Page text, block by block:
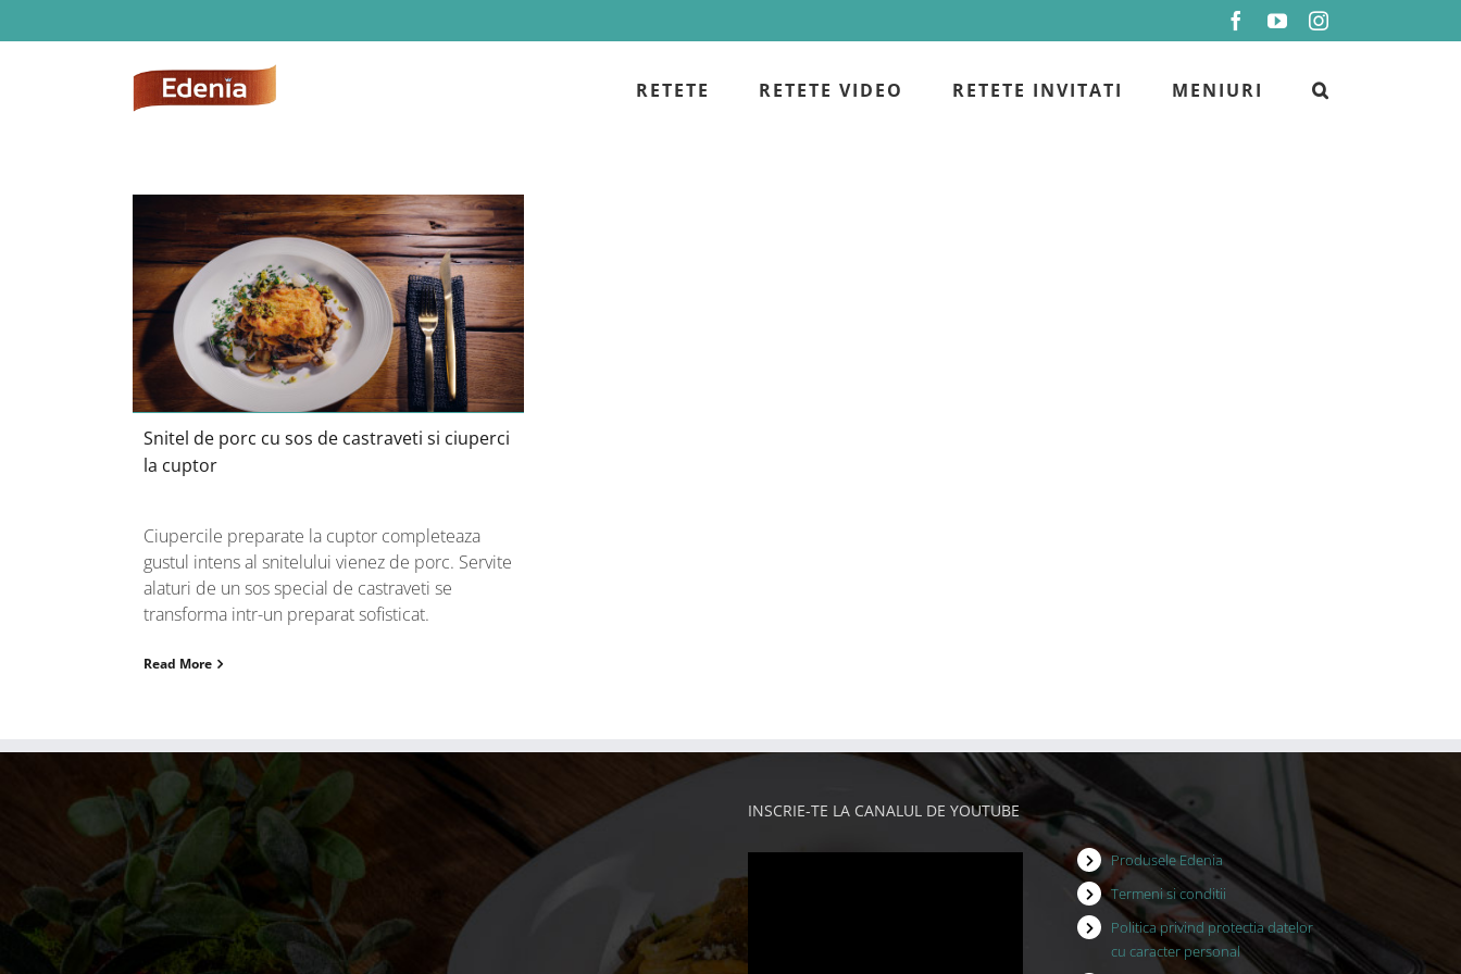
to
Facebook
YouTubeInstagram
RETETE RETETE VIDEO RETETE INVITATI MENIURI
Snitel de porc cu sos de castraveti
si ciuperci la cuptor
Snitel de porc cu sos de castraveti si ciuperci
la cuptor
Ciupercile preparate la cuptor completeaza
gustul intens al snitelului vienez de porc. Servite
alaturi de un sos special de castraveti se
transforma intr-un preparat sofisticat.
Read More
INSCRIE-TE LA CANALUL DE YOUTUBE
Produsele Edenia
Termeni si conditii
Politica privind protectia datelor
cu caracter personal